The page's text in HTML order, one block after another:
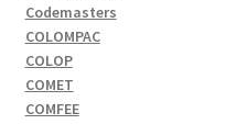
Codemasters
COLOMPAC
COLOP
COMET
COMFEE